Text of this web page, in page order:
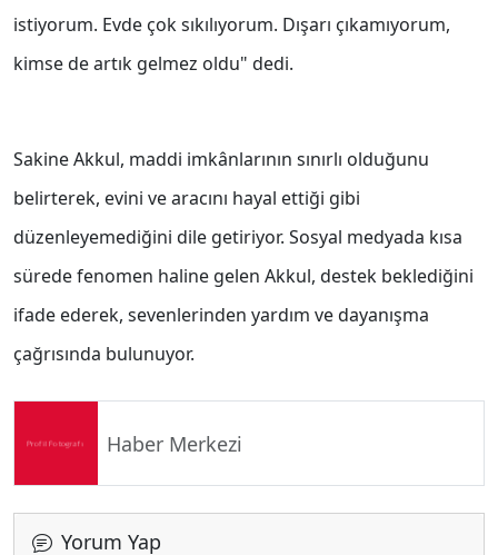
istiyorum. Evde çok sıkılıyorum. Dışarı çıkamıyorum,
kimse de artık gelmez oldu" dedi.
Sakine Akkul, maddi imkânlarının sınırlı olduğunu
belirterek, evini ve aracını hayal ettiği gibi
düzenleyemediğini dile getiriyor. Sosyal medyada kısa
sürede fenomen haline gelen Akkul, destek beklediğini
ifade ederek, sevenlerinden yardım ve dayanışma
çağrısında bulunuyor.
Haber Merkezi
Yorum Yap